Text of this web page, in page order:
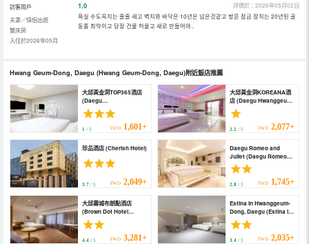
訪客用戶
夫妻／情侶出遊
雙床房
入住於2026年05月
1.0
評價於：2026年05月02日
욕실 수도꼭지는 줄줄 새고 벽지와 바닥은 10년은 넘은것같고 방운 잠금 장치는 20년된 골
동품 최악이고 당장 건물 허물고 새로 만들어야..
Hwang Geum-Dong, Daegu (Hwang Geum-Dong, Daegu)附近飯店推薦
大邱黃金洞TOP365酒店
(Daegu
Hwanggeumdong
Top365)
1 / 5 TWD 1,601+
大邱黃金洞KOREANA酒
店 (Daegu Hwanggeum-
Dong Koreana)
2.2/ 5 TWD 2,077+
珍品酒店 (Cherish Hotel)
3.7 / 5 TWD 2,049+
Daegu Romeo and
Juliet (Daegu Romeo
and Juliet)
2.8/ 5 TWD 1,745+
大邱壽城布朗點酒店
(Brown Dot Hotel
Daegu Suseong)
4.4 / 5 TWD 3,281+
Estina in Hwanggeum-
Dong, Daegu (Estina in
Hwanggeum-Dong,
Daegu)
3.4/ 5 TWD 2,035+